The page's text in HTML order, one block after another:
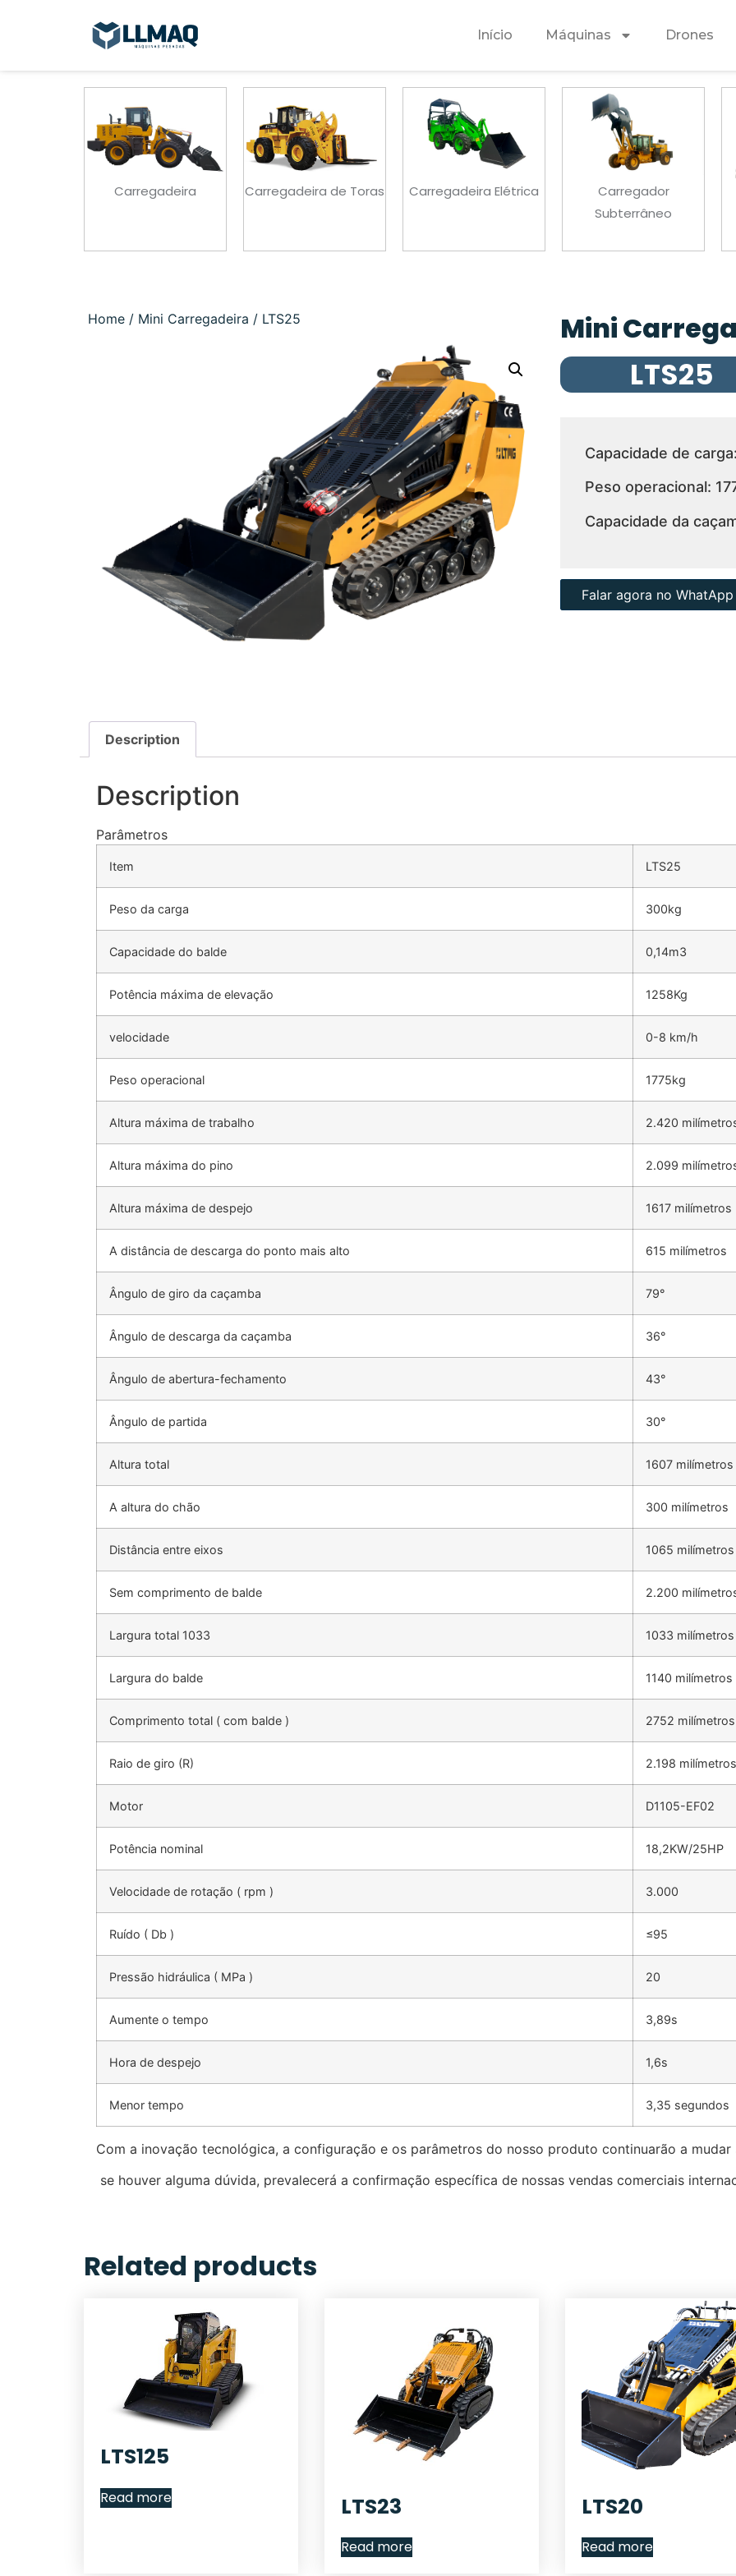
Início Máquinas Drones
Carregadeira de Toras Carregadeira Elétrica
Carregador
Carregador
Home / Mini Carregadeira / LTS25 Mini
LTS25
Capacidade de
Peso operacional:
Capacidade da
Falar agora no WhatApp
Description
Description
Parâmetros
Item LTS25
Peso da carga 300kg
Capacidade do balde 0,14m3
Potência máxima de elevação 1258Kg
velocidade 0-8 km/h
Peso operacional 1775kg
Altura máxima de trabalho 2.420
Altura máxima do pino 2.099
Altura máxima de despejo 1617 milímetros
A distância de descarga do ponto mais alto 615 milímetros
Ângulo de giro da caçamba 79°
Ângulo de descarga da caçamba 36°
Ângulo de abertura-fechamento 43°
Ângulo de partida 30°
Altura total 1607 milímetros
A altura do chão 300 milímetros
Distância entre eixos 1065 milímetros
Sem comprimento de balde 2.200
Largura total 1033 1033 milímetros
Largura do balde 1140 milímetros
Comprimento total ( com balde ) 2752 milímetros
Raio de giro (R) 2.198 milímetros
Motor D1105-EF02
Potência nominal 18,2KW/25HP
Velocidade de rotação ( rpm ) 3.000
Ruído ( Db ) ≤95
Pressão hidráulica ( MPa ) 20
Aumente o tempo 3,89s
Hora de despejo 1,6s
Menor tempo 3,35 segundos
Com a inovação tecnológica, a configuração e os parâmetros do nosso produto continuarão a mudar
se houver alguma dúvida, prevalecerá a confirmação específica de nossas vendas comerciais
Related products
LTS125
Read more LTS23
Read more
LTS20
Read more